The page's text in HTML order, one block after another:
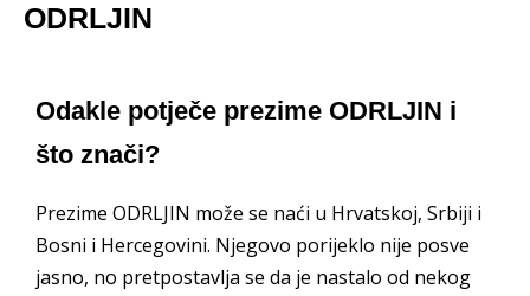
ODRLJIN
Odakle potječe prezime ODRLJIN i
što znači?
Prezime ODRLJIN može se naći u Hrvatskoj, Srbiji i
Bosni i Hercegovini. Njegovo porijeklo nije posve
jasno, no pretpostavlja se da je nastalo od nekog